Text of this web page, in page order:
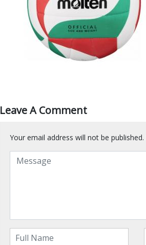
Leave A Comment
Your email address will not be published.